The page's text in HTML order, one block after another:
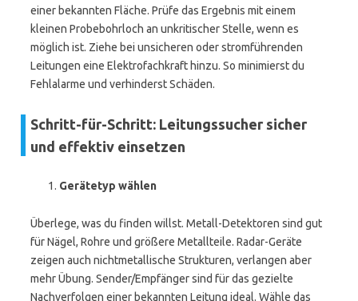
einer bekannten Fläche. Prüfe das Ergebnis mit einem
kleinen Probebohrloch an unkritischer Stelle, wenn es
möglich ist. Ziehe bei unsicheren oder stromführenden
Leitungen eine Elektrofachkraft hinzu. So minimierst du
Fehlalarme und verhinderst Schäden.
Schritt-für-Schritt: Leitungssucher sicher
und effektiv einsetzen
Gerätetyp wählen
Überlege, was du finden willst. Metall-Detektoren sind gut
für Nägel, Rohre und größere Metallteile. Radar-Geräte
zeigen auch nichtmetallische Strukturen, verlangen aber
mehr Übung. Sender/Empfänger sind für das gezielte
Nachverfolgen einer bekannten Leitung ideal. Wähle das